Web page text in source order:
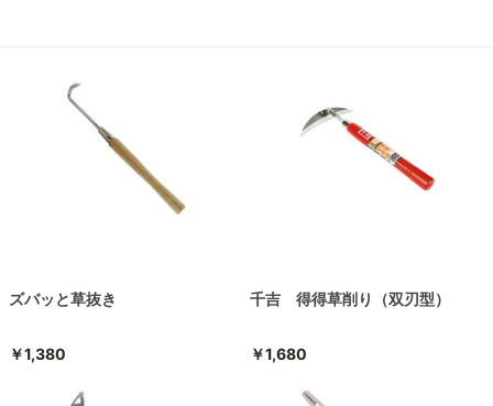
ズバッと草抜き
￥1,380
千吉 得得草削り（双刃型）
￥1,680